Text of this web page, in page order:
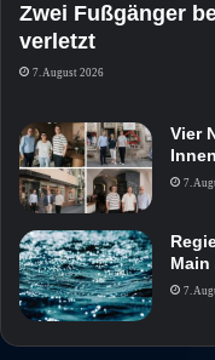
Zwei Fußgänger
verletzt
7. August 2026
Vier
7.
Main
7.